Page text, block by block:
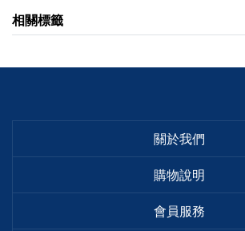
相關標籤
關於我們
購物說明
會員服務